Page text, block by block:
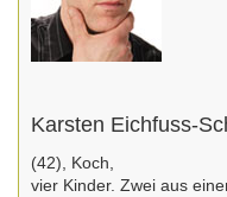
Karsten Eichfuss-
(42), Koch,
vier Kinder. Zwei aus